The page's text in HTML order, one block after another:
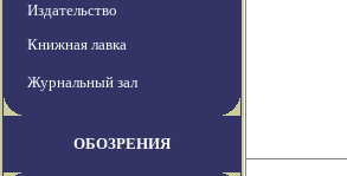
Издательство
Книжная лавка
Журнальный зал
ОБОЗРЕНИЯ